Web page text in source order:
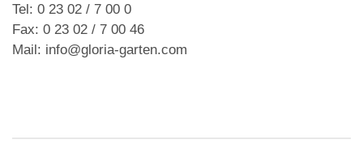
Tel: 0 23 02 / 7 00 0
Fax: 0 23 02 / 7 00 46
Mail: info@gloria-garten.com